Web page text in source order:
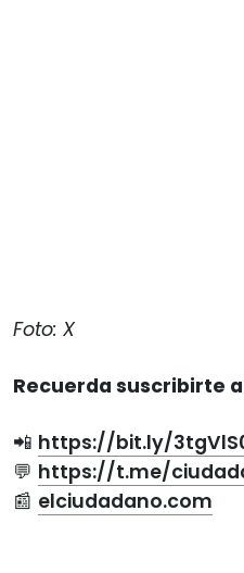
Foto: X
Recuerda suscribirte
📲 https://bit.ly/
💬 https://t.me/
📰 elciudadano.com